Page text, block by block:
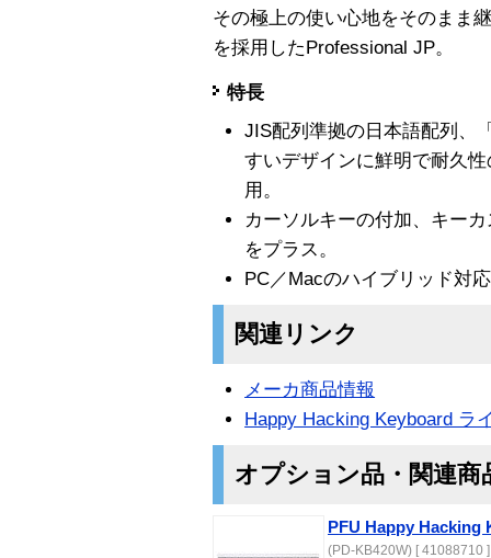
その極上の使い心地をそのまま
を採用したProfessional JP。
特長
JIS配列準拠の日本語配列、
すいデザインに鮮明で耐久
用。
カーソルキーの付加、キー
をプラス。
PC／Macのハイブリッド対
関連リンク
メーカ商品情報
Happy Hacking Keyboard ラ
オプション品・関連商
PFU Happy Hacking
(PD-KB420W) [ 41088710 ]